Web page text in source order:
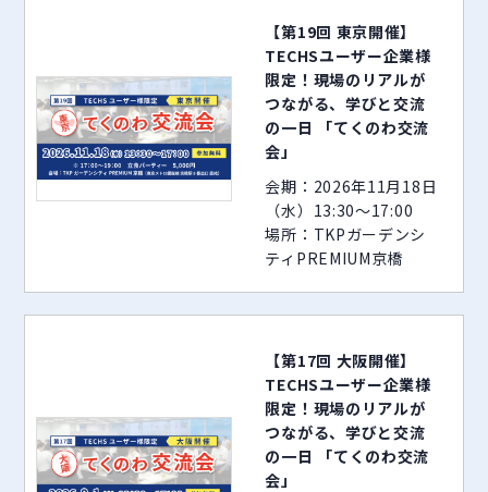
【第19回 東京開催】
TECHSユーザー企業様
限定！現場のリアルが
つながる、学びと交流
の一日 「てくのわ交流
会」
会期：2026年11月18日
（水）13:30～17:00
場所：TKPガーデンシ
ティPREMIUM京橋
【第17回 大阪開催】
TECHSユーザー企業様
限定！現場のリアルが
つながる、学びと交流
の一日 「てくのわ交流
会」